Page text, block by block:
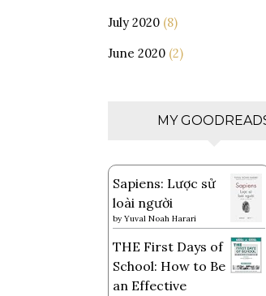
July 2020(8)
June 2020(2)
MY
Sapiens: Lược sử
loài người
by Yuval Noah Harari
THE First Days of
School: How to Be
an Effective